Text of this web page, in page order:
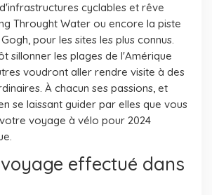
cyclables et rêve
Throught Water ou encore la piste
pour les sites les plus connus.
sillonner les plages de l'Amérique
voudront aller rendre visite à des
À chacun ses passions, et
se laissant guider par elles que vous
voyage à vélo pour 2024
effectué dans